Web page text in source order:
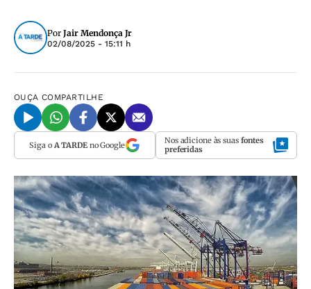
Por Jair Mendonça Jr
02/08/2025 - 15:11 h
OUÇA COMPARTILHE
Siga o A TARDEno Google Nos adicione às suas fontes
preferidas